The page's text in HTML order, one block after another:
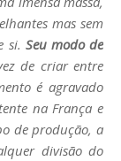
mas sem
si. Seu modo de
de criar entre
é agravado
na França e
de produção, a
divisão do